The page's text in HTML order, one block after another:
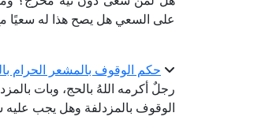
على السعي هل يصح هذا له سعيًا
حكم الوقوف بالمشعر الحرام
رجلٌ أكرمه اللهُ بالحج، وبات
الوقوف بالمزدلفة وهل يجب